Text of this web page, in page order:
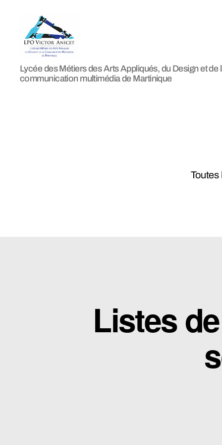
LPO
Victor
Lycée des Métiers des Arts Appliqués, du Design et de
communication multimédia de Martinique
Toutes
Listes